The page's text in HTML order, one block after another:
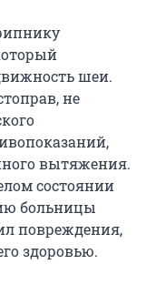
шеи.
не
вытяжения.
состоянии
больницы
повреждения,
здоровью.